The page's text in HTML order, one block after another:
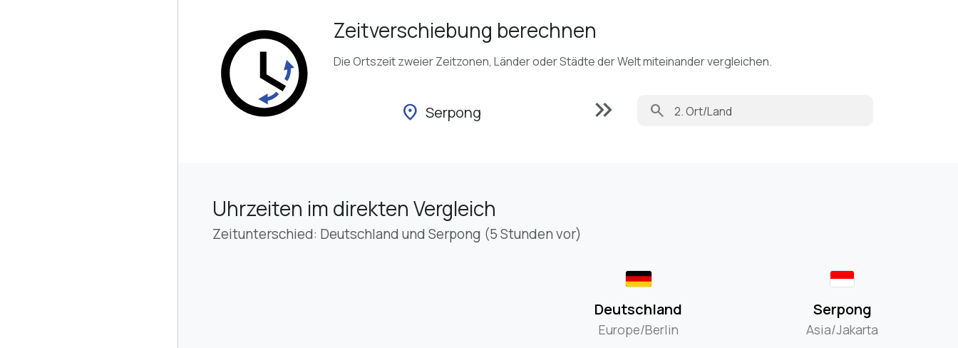
Zeitverschiebung berechnen
Die Ortszeit zweier Zeitzonen, Länder oder Städte der Welt miteinander vergleichen.
location_on Serpong keyboard_double_arrow_right search
Uhrzeiten im direkten Vergleich
Zeitunterschied: Deutschland und Serpong (5 Stunden vor)
Deutschland
Europe/Berlin
Serpong
Asia/Jakarta